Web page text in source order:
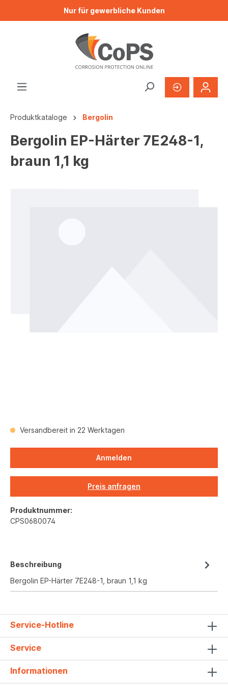
Nur für gewerbliche Kunden
Produktkataloge Bergolin
Bergolin EP-Härter 7E248-1,
braun 1,1 kg
Versandbereit in 22 Werktagen
Anmelden
Preis anfragen
Produktnummer:
CPS0680074
Beschreibung
Bergolin EP-Härter 7E248-1, braun 1,1 kg
Service-Hotline
Service
Informationen